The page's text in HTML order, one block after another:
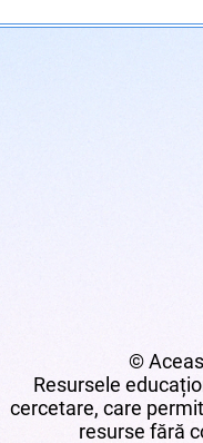
©
Resursele
cercetare, care
resurse fără